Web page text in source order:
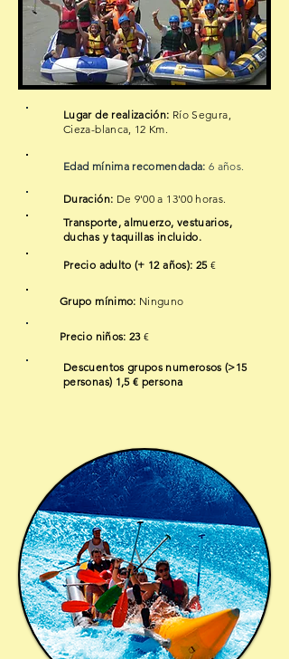
Lugar de realización: Río Segura,
Cieza-blanca, 12 Km.
Duración: De 9'00 a 13'00 horas.
Precio adulto (+ 12 años): 25€
Descuentos grupos numerosos (>15
personas) 1,5 € persona
Edad mínima recomendada: 6 años.
Transporte, almuerzo, vestuarios,
duchas y taquillas incluido.
Precio niños: 23€
Grupo mínimo: Ninguno